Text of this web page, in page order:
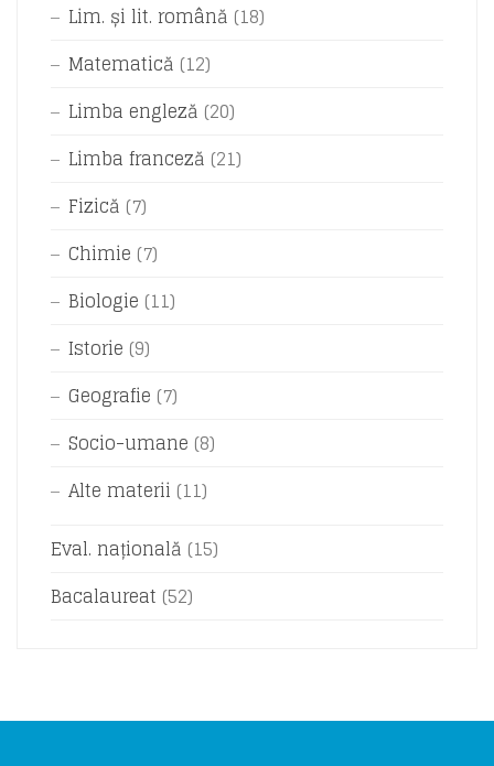
Lim. și lit. română (18)
Matematică (12)
Limba engleză (20)
Limba franceză (21)
Fizică (7)
Chimie (7)
Biologie (11)
Istorie (9)
Geografie (7)
Socio-umane (8)
Alte materii (11)
Eval. națională (15)
Bacalaureat (52)